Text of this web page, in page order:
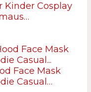
Kinder Cosplay
Face Mask
Casual…